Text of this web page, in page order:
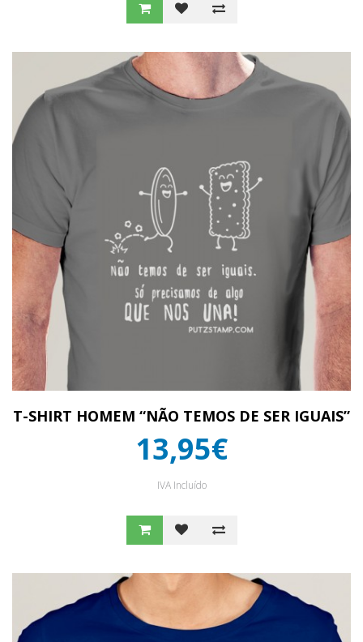
T-SHIRT HOMEM “NÃO TEMOS DE SER IGUAIS”
13,95€
IVA Incluído